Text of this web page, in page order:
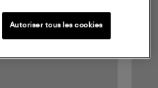
Autoriser tous les cookies